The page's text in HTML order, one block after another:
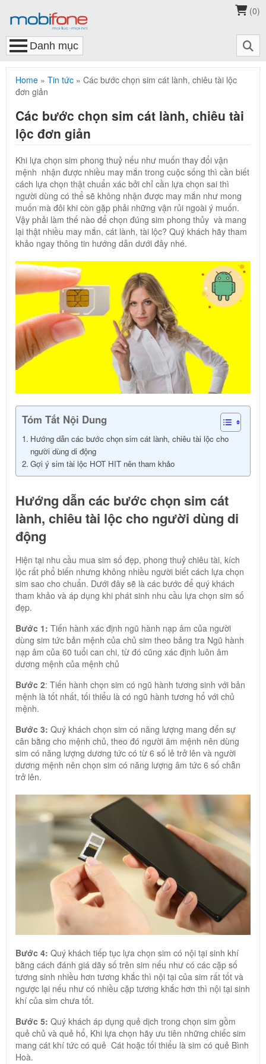
(0)
Home » Tin tức » Các bước chọn sim cát lành, chiêu tài lộc
đơn giản
Các bước chọn sim cát lành, chiêu tài
lộc đơn giản
Khi lựa chọn sim phong thuỷ nếu như muốn thay đổi vận
mệnh nhận được nhiều may mắn trong cuộc sống thì cần biết
cách lựa chọn thật chuẩn xác bởi chỉ cần lựa chọn sai thì
người dùng có thể sẽ không nhận được may mắn như mong
muốn mà đôi khi còn gặp phải những vận rủi ngoài ý muốn.
Vậy phải làm thế nào để chọn đúng sim phong thủy và mang
lại thật nhiều may mắn, cát lành, tài lộc? Quý khách hãy tham
khảo ngay thông tin hướng dẫn dưới đây nhé.
Tóm Tắt Nội Dung
Hướng dẫn các bước chọn sim cát lành, chiêu tài lộc cho
người dùng di động
Gợi ý sim tài lộc HOT HIT nên tham khảo
Hướng dẫn các bước chọn sim cát
lành, chiêu tài lộc cho người dùng di
động
Hiện tại nhu cầu mua sim số đẹp, phong thuỷ chiêu tài, kích
lộc rất phổ biến nhưng không nhiều người biết cách lựa chọn
sim sao cho chuẩn. Dưới đây sẽ là các bước để quý khách
tham khảo và áp dụng khi phát sinh nhu cầu lựa chọn sim số
đẹp.
Bước 1: Tiến hành xác định ngũ hành nạp âm của người
dùng sim tức bản mệnh của chủ sim theo bảng tra Ngũ hành
nạp âm của 60 tuổi can chi, từ đó cũng xác định luôn âm
dương mệnh của mệnh chủ
Bước 2: Tiến hành chọn sim có ngũ hành tương sinh với bản
mệnh là tốt nhất, tối thiểu là có ngũ hành tương hổ với chủ
mệnh.
Bước 3: Quý khách chọn sim có năng lượng mang đến sự
cân bằng cho mệnh chủ, theo đó người âm mệnh nên dùng
sim có năng lượng dương tức có từ 6 số lẻ trở lên và người
dương mệnh nên chọn sim có năng lượng âm tức 6 số chẵn
trở lên.
Bước 4: Quý khách tiếp tục lựa chọn sim có nội tại sinh khí
bằng cách đánh giá dãy số trên sim nếu như có các cặp số
tương sinh nhiều hơn tương khắc thì nội tại của sim rất tốt và
ngược lại nếu như có nhiều cặp tương khắc hơn thì nội tại sinh
khí của sim chưa tốt.
Bước 5: Quý khách áp dụng quẻ dịch trong chọn sim gồm
quẻ chủ và quẻ hổ, Khi lựa chọn hãy ưu tiên những chiếc sim
mang cát khí tức có quẻ Cát hoặc tối thiểu là sim có quẻ Bình
Hoà.